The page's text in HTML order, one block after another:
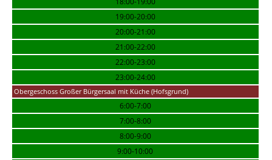
19:00-20:00
20:00-21:00
21:00-22:00
22:00-23:00
23:00-24:00
Obergeschoss Großer Bürgersaal mit Küche (Hofsgrund)
6:00-7:00
7:00-8:00
8:00-9:00
9:00-10:00